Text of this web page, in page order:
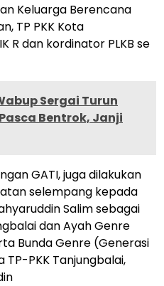
Keluarga Berencana
TP PKK Kota
R dan kordinator PLKB se
Sergai Turun
Bentrok, Janji
GATI, juga dilakukan
selempang kepada
Salim sebagai
dan Ayah Genre
Bunda Genre (Generasi
PKK Tanjungbalai,